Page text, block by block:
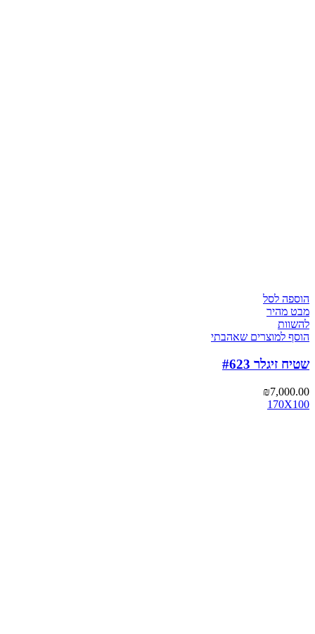
הוספה לסל
מבט מהיר
להשוות
הוסף למוצרים שאהבתי
שטיח זיגלר #623
₪7,000.00
170X100